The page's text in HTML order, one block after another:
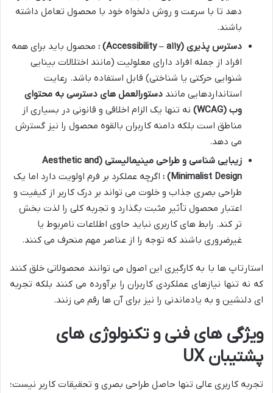
دهد تا با سرعت و روش دلخواه خود با محصول تعامل داشته
باشند.
دسترس پذیری (Accessibility – a ۱۱y)
: محصول باید برای همه
افراد از جمله افراد دارای معلولیت (مانند اختلالات بینایی
شنوایی حرکتی یا شناختی) قابل استفاده باشد. رعایت
استانداردهایی مانند دستورالعمل های دسترسی به محتوای
وب (WCAG)
نه تنها یک الزام اخلاقی و قانونی در بسیاری از
مناطق است بلکه دامنه کاربران بالقوه محصول را نیز گسترش
می دهد.
زیبایی شناسی و طراحی مینیمالیستی (Aesthetic and
Minimalist Design)
: اگرچه عملکرد بر فرم اولویت دارد اما یک
طراحی بصری جذاب و خلوت می تواند بر درک کاربر از کیفیت و
اعتبار محصول تأثیر مثبت بگذارد و تجربه کلی را لذت بخش
تر کند. رابط های کاربری نباید حاوی اطلاعات نامربوط یا
غیرضروری باشند که توجه را از عناصر مهم منحرف می کنند.
استارتاپ ها با به کارگیری این اصول می توانند محصولاتی خلق کنند
که نه تنها نیازهای عملکردی کاربران را برآورده می کنند بلکه تجربه
ای دلنشین و به یادماندنی را نیز برای آن ها رقم می زنند.
ویژگی های فنی و تکنولوژی های
پشتیبان UX
تجربه کاربری عالی تنها حاصل طراحی بصری و تحقیقات کاربر نیست؛